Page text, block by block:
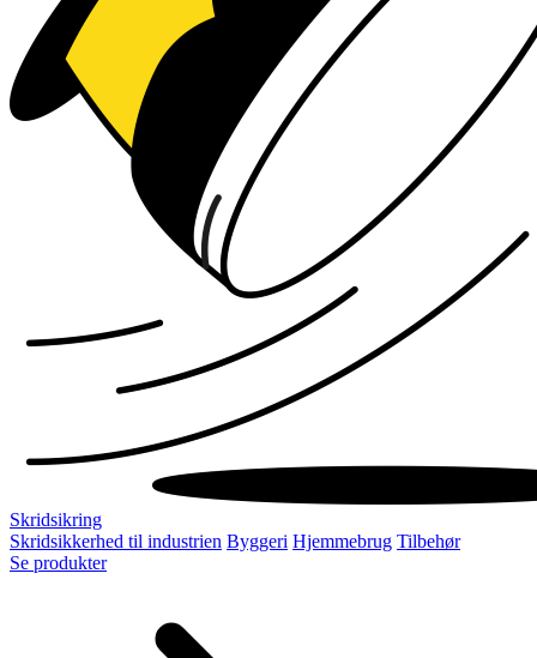
Skridsikring
Skridsikkerhed til industrien Byggeri Hjemmebrug Tilbehør
Se produkter